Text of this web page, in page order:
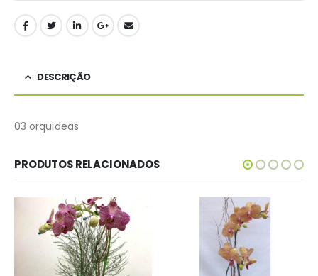
DESCRIÇÃO
03 orquideas
PRODUTOS RELACIONADOS